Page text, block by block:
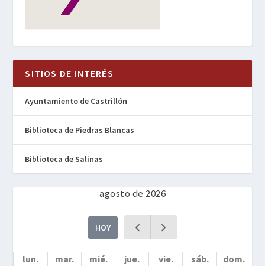
SITIOS DE INTERÉS
Ayuntamiento de Castrillón
Biblioteca de Piedras Blancas
Biblioteca de Salinas
agosto de 2026
HOY
lun. mar. mié. jue. vie. sáb.
dom.